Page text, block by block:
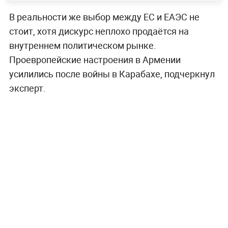
В реальности же выбор между ЕС и ЕАЭС не
стоит, хотя дискурс неплохо продаётся на
внутреннем политическом рынке.
Проевропейские настроения в Армении
усилились после войны в Карабахе, подчеркнул
эксперт.